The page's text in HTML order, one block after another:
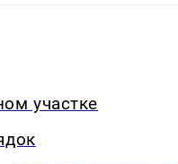
участке